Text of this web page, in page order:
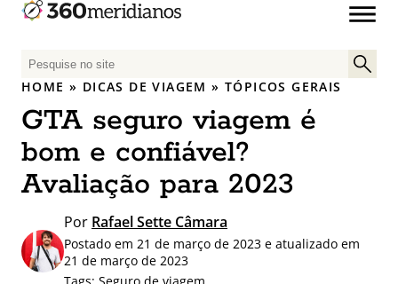
P
e
q
u
i
s
p
o
HOME » DICAS DE VIAGEM »TÓPICOS GERAIS
GTA seguro viagem é
bom e confiável?
Avaliação para 2023
Por Rafael Sette Câmara
Postado em 21 de março de 2023 e atualizado em
21 de março de 2023